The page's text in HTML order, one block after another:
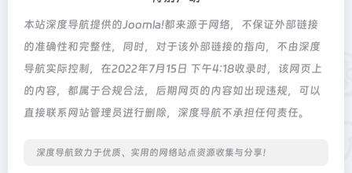
本站深度导航提供的Joomla!都来源于网络，不保证外部链接
的准确性和完整性，同时，对于该外部链接的指向，不由深度
导航实际控制，在2022年7月15日 下午4:18收录时，该网页上
的内容，都属于合规合法，后期网页的内容如出现违规，可以
直接联系网站管理员进行删除，深度导航不承担任何责任。
深度导航致力于优质、实用的网络站点资源收集与分享！